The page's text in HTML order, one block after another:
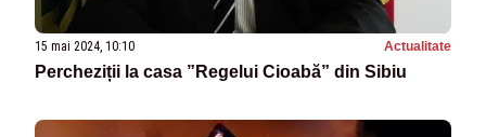
15 mai 2024, 10:10 Actualitate
Percheziții la casa ”Regelui Cioabă” din Sibiu